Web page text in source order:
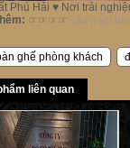
Phú Hải ♥ Nơi trải
: ☞☞☞☞
ghế phòng khách
liên quan